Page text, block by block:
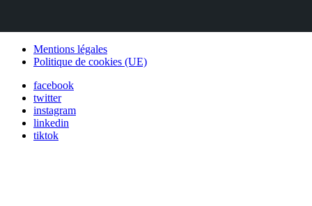
Mentions légales
Politique de cookies (UE)
facebook
twitter
instagram
linkedin
tiktok